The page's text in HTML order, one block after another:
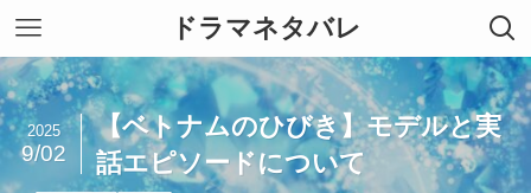
ドラマネタバレ
【ベトナムのひびき】モデルと実
話エピソードについて
2025
9/02